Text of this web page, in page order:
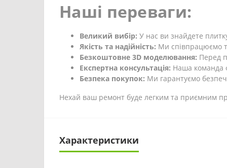
Наші переваги:
Великий вибір: У нас ви знайдете
Якість та надійність: Ми співпрацюємо
Безкоштовне 3D моделювання: Перед
Експертна консультація: Наша команда
Безпека покупок: Ми гарантуємо
Нехай ваш ремонт буде легким та приємним
Характеристики